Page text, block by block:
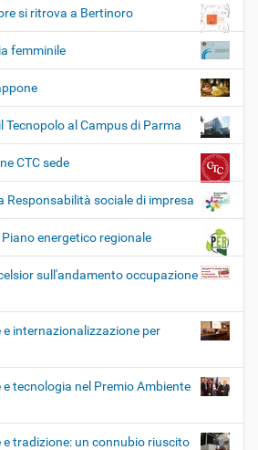
si ritrova a Bertinoro
femminile
Tecnopolo al Campus di Parma
CTC sede
Responsabilità sociale di impresa
energetico regionale
sull'andamento occupazione
e internazionalizzazione per
tecnologia nel Premio Ambiente
e tradizione: un connubio riuscito